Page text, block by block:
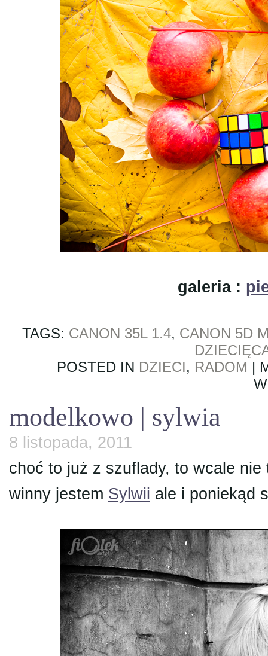
galeria :
TAGS: CANON 35L 1.4, CANON 5D
POSTED IN DZIECI, RADOM |
modelkowo | sylwia
8 listopada, 2011
choć to już z szuflady, to wcale
winny jestem Sylwii ale i poniekąd